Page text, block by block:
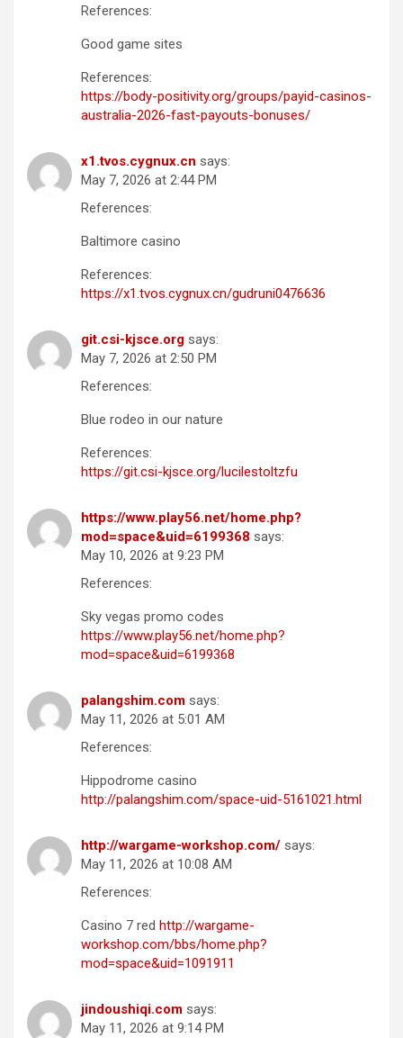
References:
Good game sites
References:
https://body-positivity.org/groups/payid-casinos-
australia-2026-fast-payouts-bonuses/
x1.tvos.cygnux.cn says:
May 7, 2026 at 2:44 PM
References:
Baltimore casino
References:
https://x1.tvos.cygnux.cn/gudruni0476636
git.csi-kjsce.org says:
May 7, 2026 at 2:50 PM
References:
Blue rodeo in our nature
References:
https://git.csi-kjsce.org/lucilestoltzfu
https://www.play56.net/home.php?
mod=space&uid=6199368 says:
May 10, 2026 at 9:23 PM
References:
Sky vegas promo codes
https://www.play56.net/home.php?
mod=space&uid=6199368
palangshim.com says:
May 11, 2026 at 5:01 AM
References:
Hippodrome casino
http://palangshim.com/space-uid-5161021.html
http://wargame-workshop.com/ says:
May 11, 2026 at 10:08 AM
References:
Casino 7 red http://wargame-
workshop.com/bbs/home.php?
mod=space&uid=1091911
jindoushiqi.com says:
May 11, 2026 at 9:14 PM